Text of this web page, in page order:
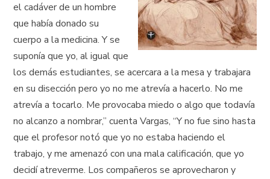
el cadáver de un hombre
que había donado su
cuerpo a la medicina. Y se
suponía que yo, al igual que
los demás estudiantes, se acercara a la mesa y trabajara
en su disección pero yo no me atrevía a hacerlo. No me
atrevía a tocarlo. Me provocaba miedo o algo que todavía
no alcanzo a nombrar,” cuenta Vargas, “Y no fue sino hasta
que el profesor notó que yo no estaba haciendo el
trabajo, y me amenazó con una mala calificación, que yo
decidí atreverme. Los compañeros se aprovecharon y